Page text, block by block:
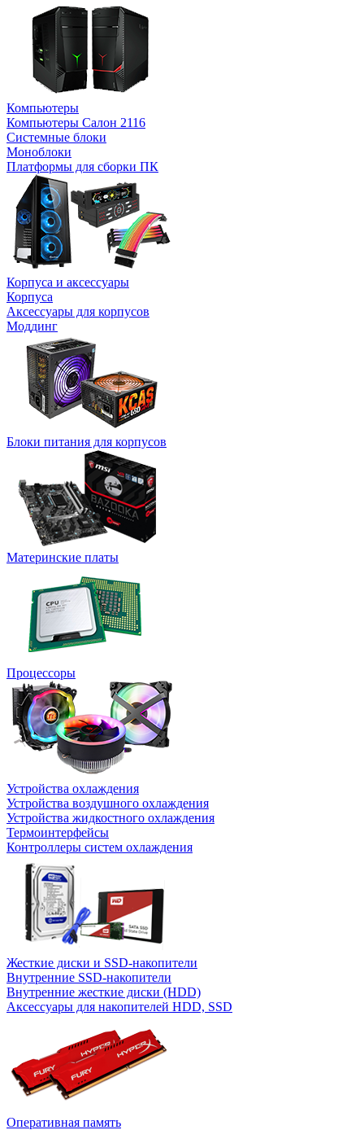
Компьютеры
Компьютеры Салон 2116
Системные блоки
Моноблоки
Платформы для сборки ПК
Корпуса и аксессуары
Корпуса
Аксессуары для корпусов
Моддинг
Блоки питания для корпусов
Материнские платы
Процессоры
Устройства охлаждения
Устройства воздушного охлаждения
Устройства жидкостного охлаждения
Термоинтерфейсы
Контроллеры систем охлаждения
Жесткие диски и SSD-накопители
Внутренние SSD-накопители
Внутренние жесткие диски (HDD)
Аксессуары для накопителей HDD, SSD
Оперативная память